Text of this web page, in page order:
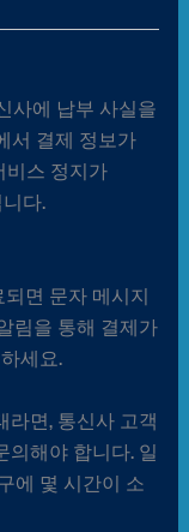
사에 납부 사실을
서 결제 정보가
비스 정지가
다.
면 문자 메시지
림을 통해 결제가
세요.
라면, 통신사 고객
의해야 합니다. 일
에 몇 시간이 소